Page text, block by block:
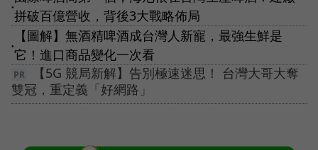
●
拼破百億營收，背後3大戰略佈局
●
【圖解】無酒精啤酒成台灣人新寵，最強生鮮是
它！進口商品變化一次看
【5G 競局新解】告別極速迷思！ 台灣大哥大奪
雙冠，重定義「好網路」